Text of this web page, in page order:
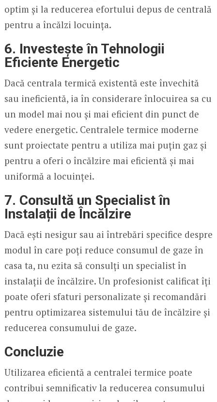
optim și la reducerea efortului depus de centrală
pentru a încălzi locuința.
6. Investește în Tehnologii
Eficiente Energetic
Dacă centrala termică existentă este învechită
sau ineficientă, ia în considerare înlocuirea sa cu
un model mai nou și mai eficient din punct de
vedere energetic. Centralele termice moderne
sunt proiectate pentru a utiliza mai puțin gaz și
pentru a oferi o încălzire mai eficientă și mai
uniformă a locuinței.
7. Consultă un Specialist în
Instalații de Încălzire
Dacă ești nesigur sau ai întrebări specifice despre
modul în care poți reduce consumul de gaze în
casa ta, nu ezita să consulți un specialist în
instalații de încălzire. Un profesionist calificat îți
poate oferi sfaturi personalizate și recomandări
pentru optimizarea sistemului tău de încălzire și
reducerea consumului de gaze.
Concluzie
Utilizarea eficientă a centralei termice poate
contribui semnificativ la reducerea consumului